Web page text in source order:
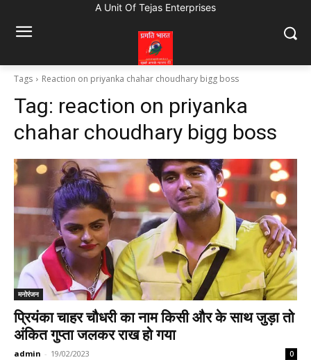
A Unit Of Tejas Enterprises
Tags Reaction on priyanka chahar choudhary bigg boss
Tag: reaction on priyanka
chahar choudhary bigg boss
मनोरंजन
प्रियंका चाहर चौधरी का नाम किसी और के साथ जुड़ा तो
अंकित गुप्ता जलकर राख हो गया
admin - 19/02/2023 0